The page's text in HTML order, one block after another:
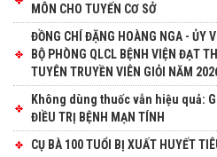
MÔN CHO TUYẾN CƠ SỞ
ĐỒNG CHÍ ĐẶNG HOÀNG NGA - ỦY
BỘ PHÒNG QLCL BỆNH VIỆN ĐẠT
TUYÊN TRUYỀN VIÊN GIỎI NĂM
Không dùng thuốc vẫn hiệu quả:
ĐIỀU TRỊ BỆNH MẠN TÍNH
CỤ BÀ 100 TUỔI BỊ XUẤT HUYẾT